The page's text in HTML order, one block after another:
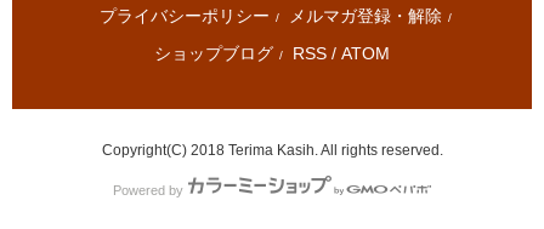
プライバシーポリシー / メルマガ登録・解除 /
ショップブログ / RSS / ATOM
Copyright(C) 2018 Terima Kasih. All rights reserved.
Powered by